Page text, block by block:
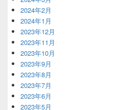
2024年2月
2024年1月
2023年12月
2023年11月
2023年10月
2023年9月
2023年8月
2023年7月
2023年6月
2023年5月